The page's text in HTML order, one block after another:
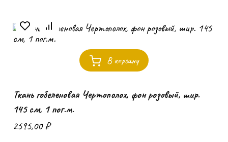
В корзину
Ткань гобеленовая Чертополох, фон розовый, шир.
145 см, 1 пог.м.
2595,00₽